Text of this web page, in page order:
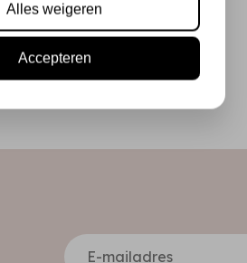
Alles weigeren
Accepteren